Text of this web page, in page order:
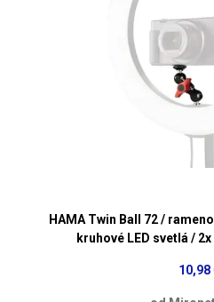
HAMA Twin Ball 72 /
kruhové LED svetlá /
10,98